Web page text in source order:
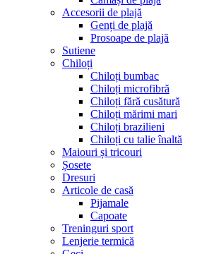
Accesorii de plajă
Genți de plajă
Prosoape de plajă
Sutiene
Chiloți
Chiloți bumbac
Chiloți microfibră
Chiloți fără cusătură
Chiloți mărimi mari
Chiloți brazilieni
Chiloți cu talie înaltă
Maiouri și tricouri
Șosete
Dresuri
Articole de casă
Pijamale
Capoate
Treninguri sport
Lenjerie termică